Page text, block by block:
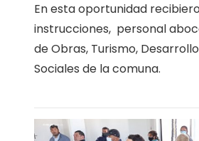
En esta oportunidad
instrucciones, personal
de Obras, Turismo,
Sociales de la comuna.